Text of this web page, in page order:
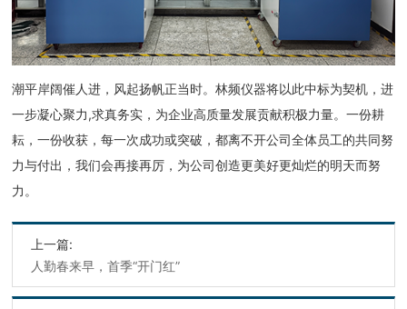
潮平岸阔催人进，风起扬帆正当时。林频仪器将以此中标为契机，进
一步凝心聚力,求真务实，为企业高质量发展贡献积极力量。一份耕
耘，一份收获，每一次成功或突破，都离不开公司全体员工的共同努
力与付出，我们会再接再厉，为公司创造更美好更灿烂的明天而努
力。
上一篇:
人勤春来早，首季“开门红”